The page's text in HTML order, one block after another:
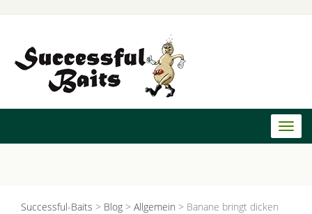
Successful-Baits > Blog > Allgemein > Banane bringt dicken